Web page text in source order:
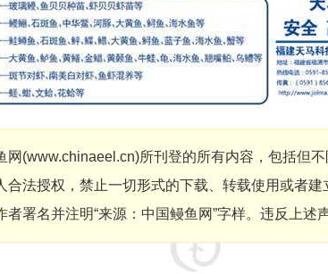
网 (www.chinaeel.cn)所刊登的所有内容，包括但
合法授权，禁止一切形式的下载、转载使用或者
者署名并注明“来源：中国鳗鱼网”字样。违反上述